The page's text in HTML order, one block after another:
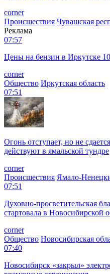
corner
Происшествия Чувашская
Реклама
07:57
Цены на бензин в Иркутске
corner
Общество Иркутская область
07:51
Огонь отступает, но не
действуют в ямальской тундре
corner
Происшествия Ямало-
07:51
Духовно-просветительская
стартовала в Новосибирской
corner
Общество Новосибирская
07:40
Новосибирск «закрыл»